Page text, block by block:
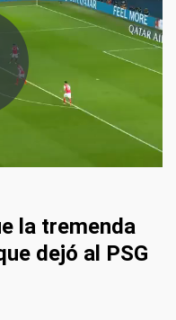
la tremenda
dejó al PSG